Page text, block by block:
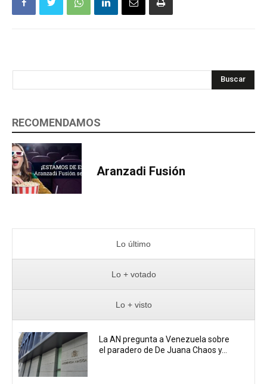
Buscar
RECOMENDAMOS
Aranzadi Fusión
Lo último
Lo + votado
Lo + visto
La AN pregunta a Venezuela sobre
el paradero de De Juana Chaos y...